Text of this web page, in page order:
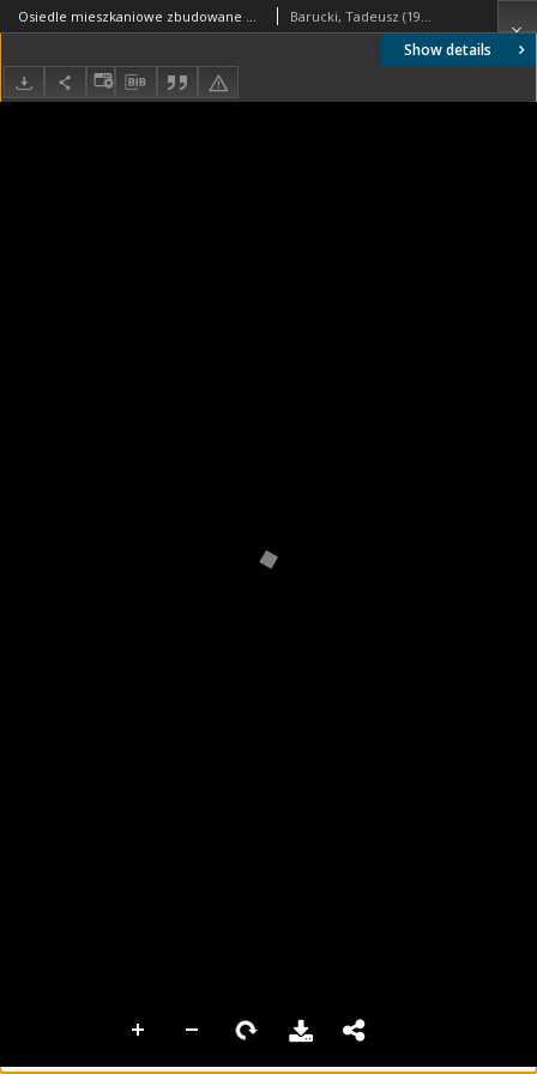
Show details
Osiedle mieszkaniowe zbudowane w latach 1920-1930, budynek mieszkalny pięciokondygnacyjny, widok od strony ulicy, Amsterdam, Niderlandy Barucki, Tadeusz (1922- ). Fotograf